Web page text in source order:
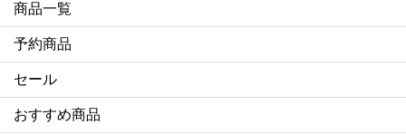
商品一覧
予約商品
セール
おすすめ商品